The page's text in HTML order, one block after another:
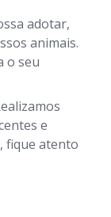
adotar,
animais.
o seu
e
fique atento